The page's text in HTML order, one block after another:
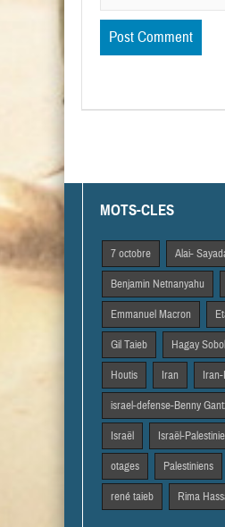
MOTS-CLES
7 octobre Alai-
Benjamin Netnanyahu
Emmanuel Macron
Gil Taieb Hagay Sobol
Houtis Iran
israel-defense-Benny
Israël Israël-
otages Palestiniens
rené taieb Rima